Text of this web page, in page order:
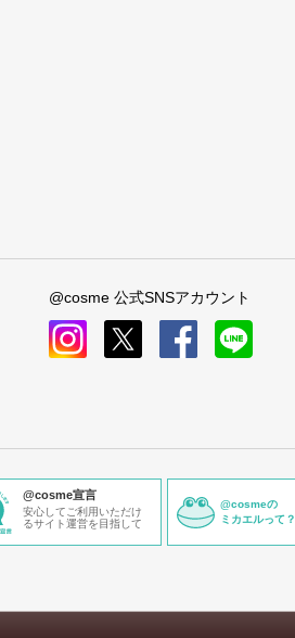
@cosme 公式SNSアカウント
@cosme宣言
安心してご利用いただけ
るサイト運営を目指して
@cosmeの
ミカエルって？